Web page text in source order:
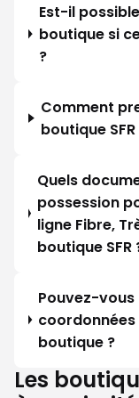
Est-il
boutique si
?
Comment
boutique SFR
Quels
possession
ligne Fibre,
boutique SFR
Pouvez-
boutique ?
Les